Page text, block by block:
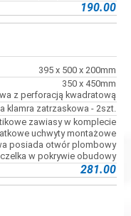
190.00
395 x 500 x 200mm
350 x 450mm
z perforacją kwadratową
klamra zatrzaskowa - 2szt.
zawiasy w komplecie
uchwyty montażowe
posiada otwór plombowy
w pokrywie obudowy
281.00